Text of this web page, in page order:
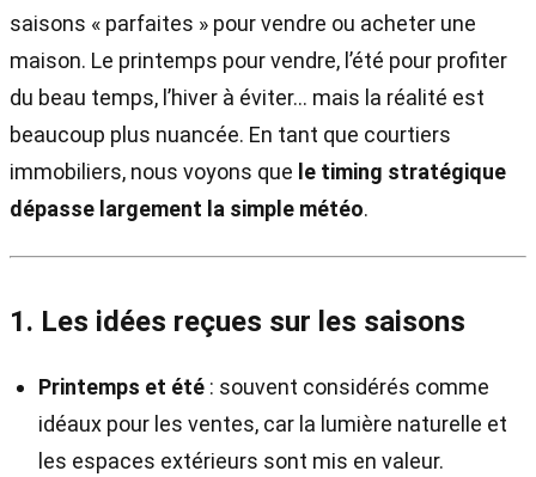
saisons « parfaites » pour vendre ou acheter une
maison. Le printemps pour vendre, l’été pour profiter
du beau temps, l’hiver à éviter… mais la réalité est
beaucoup plus nuancée. En tant que courtiers
immobiliers, nous voyons que le timing stratégique
dépasse largement la simple météo.
1. Les idées reçues sur les saisons
Printemps et été : souvent considérés comme
idéaux pour les ventes, car la lumière naturelle et
les espaces extérieurs sont mis en valeur.